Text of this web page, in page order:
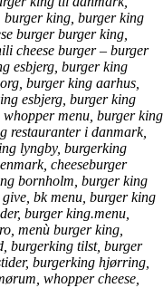
king, burger king
burger burger king,
cheese burger – burger
esbjerg, burger king
burger king aarhus,
esbjerg, burger king
menu, burger king
restauranter i danmark,
lyngby, burgerking
cheeseburger
bornholm, burger king
bk menu, burger king
burger king.menu,
menù burger king,
burgerking tilst, burger
burgerking hjørring,
whopper cheese,